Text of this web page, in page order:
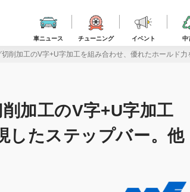
車ニュース チューニング イベント 中
削加工のV字+U字加工を組み合わせ、優れたホールド
加工のV字+U字加工
したステップバー。他